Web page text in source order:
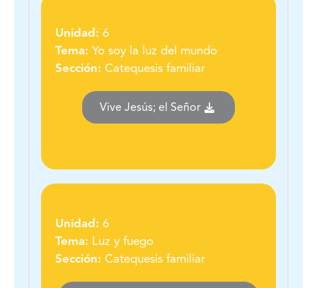
Unidad: 6
Tema: Yo soy la luz del mundo
Sección: Catequesis familiar
Vive Jesús; el Señor
Unidad: 6
Tema: Luz y fuego
Sección: Catequesis familiar